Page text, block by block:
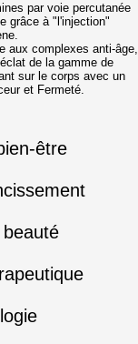
par voie percutanée
grâce à "l'injection"
aux complexes anti-âge,
de la gamme de
sur le corps avec un
et Fermeté.
être